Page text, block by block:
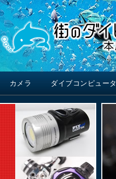
カメラ ダイブコンピュータ